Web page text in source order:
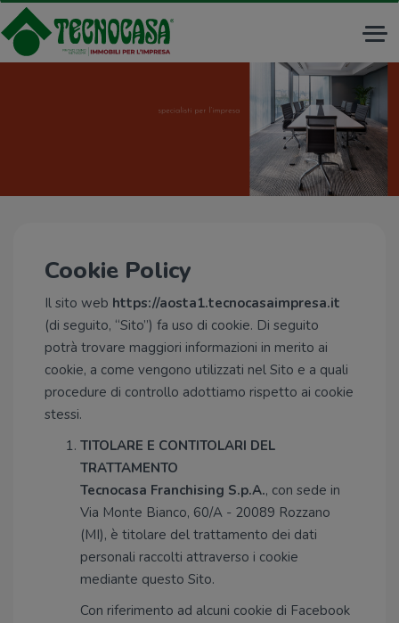
Cookie Policy
Il sito web https://aosta1.tecnocasaimpresa.it
(di seguito, “Sito”) fa uso di cookie. Di seguito
potrà trovare maggiori informazioni in merito ai
cookie, a come vengono utilizzati nel Sito e a quali
procedure di controllo adottiamo rispetto ai cookie
stessi.
TITOLARE E CONTITOLARI DEL
TRATTAMENTO
Tecnocasa Franchising S.p.A., con sede in
Via Monte Bianco, 60/A - 20089 Rozzano
(MI), è titolare del trattamento dei dati
personali raccolti attraverso i cookie
mediante questo Sito.
Con riferimento ad alcuni cookie di Facebook